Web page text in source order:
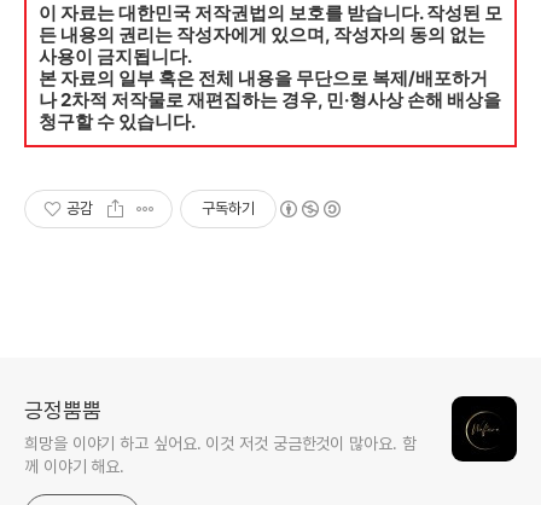
이 자료는 대한민국 저작권법의 보호를 받습니다. 작성된 모
든 내용의 권리는 작성자에게 있으며, 작성자의 동의 없는
사용이 금지됩니다.
본 자료의 일부 혹은 전체 내용을 무단으로 복제/배포하거
나 2차적 저작물로 재편집하는 경우, 민·형사상 손해 배상을
청구할 수 있습니다.
공감 구독하기
긍정뿜뿜
희망을 이야기 하고 싶어요. 이것 저것 궁금한것이 많아요. 함
께 이야기 해요.